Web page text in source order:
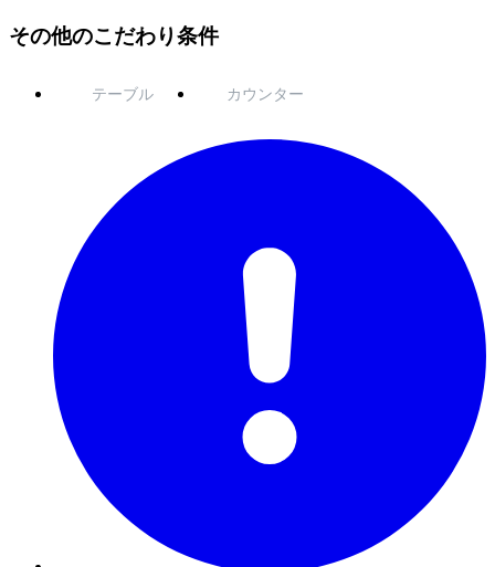
その他のこだわり条件
テーブル カウンター